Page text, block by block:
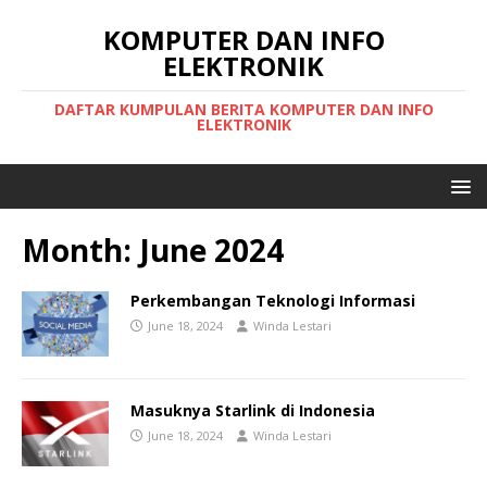
KOMPUTER DAN INFO
ELEKTRONIK
DAFTAR KUMPULAN BERITA KOMPUTER DAN INFO
ELEKTRONIK
Month: June 2024
Perkembangan Teknologi Informasi
June 18, 2024 Winda Lestari
Masuknya Starlink di Indonesia
June 18, 2024 Winda Lestari